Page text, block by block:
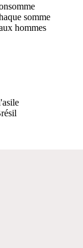
somme
hommes